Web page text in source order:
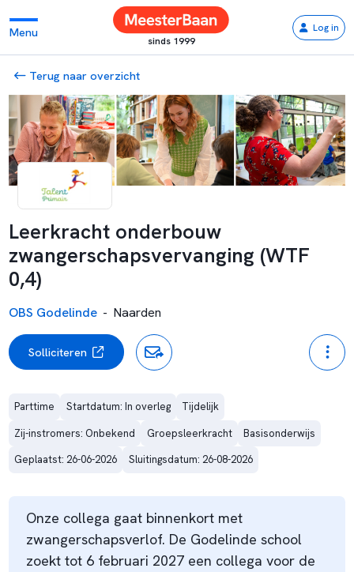
Menu
sinds 1999
Log in
Terug naar overzicht
Leerkracht onderbouw
zwangerschapsvervanging (WTF
0,4)
OBS Godelinde - Naarden
Solliciteren
Parttime Startdatum: In overleg
Tijdelijk
Zij-instromers: Onbekend
Groepsleerkracht
Basisonderwijs
Geplaatst: 26-06-2026
Sluitingsdatum: 26-08-2026
Onze collega gaat binnenkort met
zwangerschapsverlof. De Godelinde school
zoekt tot 6 februari 2027 een collega voor de